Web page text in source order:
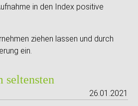
in den Index positive
ziehen lassen und durch
ein.
seltensten
26.01.2021